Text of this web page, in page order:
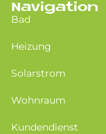
Navigation
Bad
Heizung
Solarstrom
Wohnraum
Kundendienst